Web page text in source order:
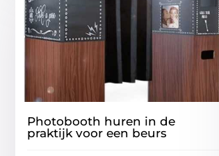
Photobooth huren in de
praktijk voor een beurs